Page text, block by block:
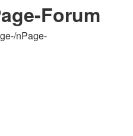
Forum
nPage-